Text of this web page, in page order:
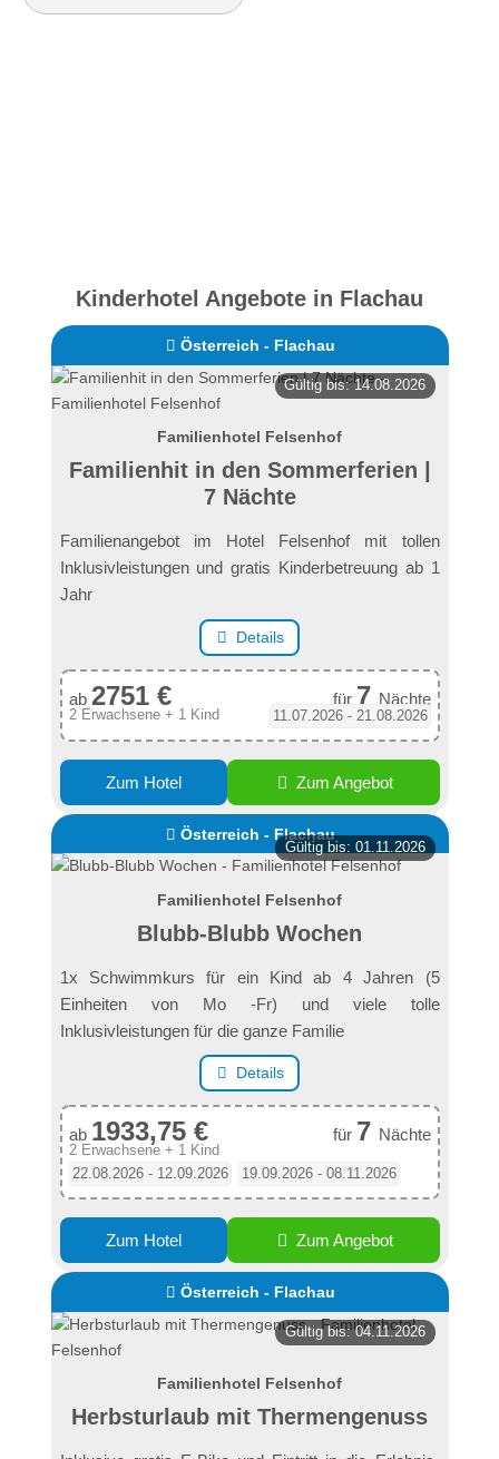
Kinderhotel Angebote in Flachau
Österreich - Flachau
Gültig bis: 14.08.2026
Familienhotel Felsenhof
Familienhit in den Sommerferien |
7 Nächte
Familienangebot im Hotel Felsenhof mit tollen
Inklusivleistungen und gratis Kinderbetreuung ab 1
Jahr
Details
ab 2751 € für 7 Nächte
2 Erwachsene + 1 Kind 11.07.2026 - 21.08.2026
Zum Hotel Zum Angebot
Österreich - Flachau
Gültig bis: 01.11.2026
Familienhotel Felsenhof
Blubb-Blubb Wochen
1x Schwimmkurs für ein Kind ab 4 Jahren (5
Einheiten von Mo -Fr) und viele tolle
Inklusivleistungen für die ganze Familie
Details
ab 1933,75 € für 7 Nächte
2 Erwachsene + 1 Kind
22.08.2026 - 12.09.2026
19.09.2026 - 08.11.2026
Zum Hotel Zum Angebot
Österreich - Flachau
Gültig bis: 04.11.2026
Familienhotel Felsenhof
Herbst­urlaub mit Thermen­genuss